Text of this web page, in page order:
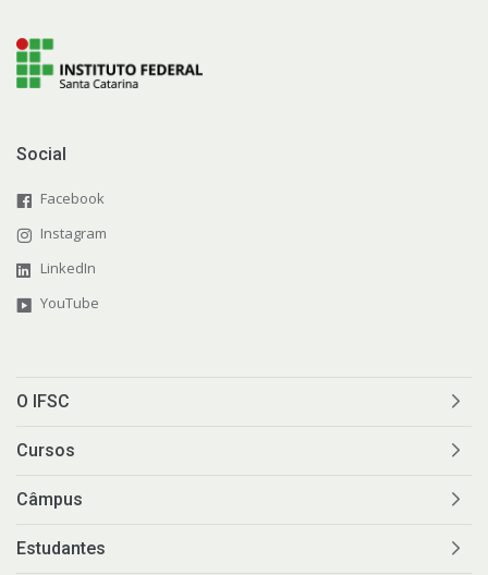
Social
Facebook
Instagram
LinkedIn
YouTube
O IFSC
Cursos
Câmpus
Estudantes